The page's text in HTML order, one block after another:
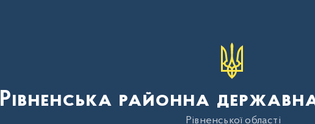
Рівненська районна державна
Рівненської області